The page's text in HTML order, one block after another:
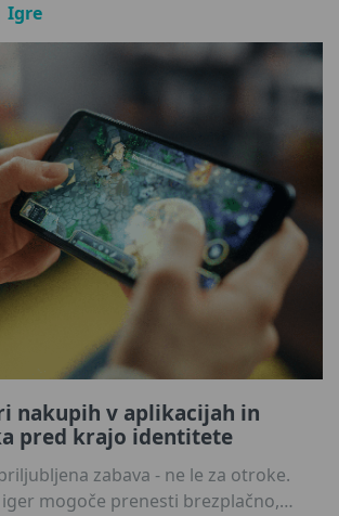
zdijo osamljene ali pasivne,
izkušnje, ki spodbujajo učenje,
vezi. Kako? Tukaj je nekaj
in hkrati poučne igralne urice.
Igre
nakupih v aplikacijah in
pred krajo identitete
zabava - ne le za otroke.
mogoče prenesti brezplačno,